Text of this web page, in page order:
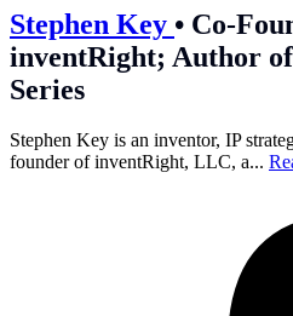
Stephen Key • Co-
inventRight; Author
Series
Stephen Key is an inventor, IP
founder of inventRight, LLC, a...